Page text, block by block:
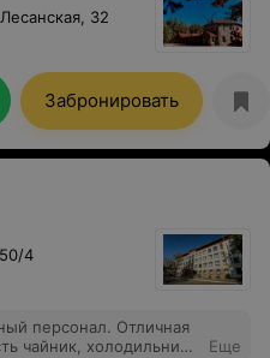
32
Забронировать
4
персонал. Отличная
чайник, холодильник.
Еще